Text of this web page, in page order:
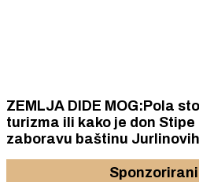
ZEMLJA DIDE MOG:Pola
turizma ili kako je don Stipe Perkov oteo
zaboravu baštinu